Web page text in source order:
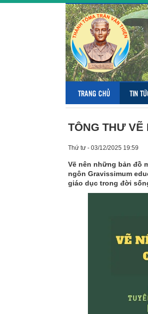
TRANG CHỦ TIN
TÔNG THƯ VẼ
Thứ tư - 03/12/2025 19:59
Vẽ nên những bản đồ
ngôn Gravissimum
giáo dục trong đời